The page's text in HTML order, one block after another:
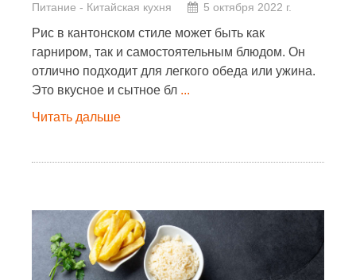
Питание - Китайская кухня 5 октября 2022 г.
Рис в кантонском стиле может быть как
гарниром, так и самостоятельным блюдом. Он
отлично подходит для легкого обеда или ужина.
Это вкусное и сытное бл ...
Читать дальше